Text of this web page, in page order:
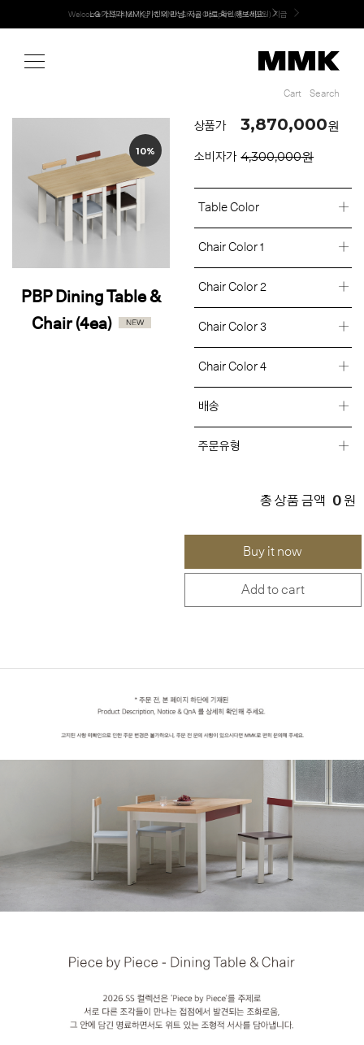
Welcome! 신규 회원가입 시 MMK Shop Coupon (총 60만원) 지급
Cart Search
PBP Dining Table &
Chair (4ea)
10%
상품가 3,870,000원
소비자가 4,300,000원
Table Color
Chair Color 1
Chair Color 2
Chair Color 3
Chair Color 4
배송
주문유형
총 상품 금액 0 원
Buy it now
Add to cart